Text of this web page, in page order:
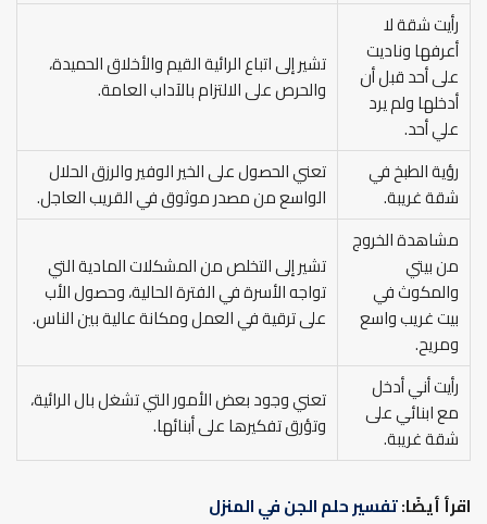
رأيت شقة لا
أعرفها وناديت
على أحد قبل أن
أدخلها ولم يرد
علي أحد.
تشير إلى اتباع الرائية القيم والأخلاق الحميدة،
والحرص على الالتزام بالآداب العامة.
رؤية الطبخ في
شقة غريبة.
تعني الحصول على الخير الوفير والرزق الحلال
الواسع من مصدر موثوق في القريب العاجل.
مشاهدة الخروج
من بيتي
والمكوث في
بيت غريب واسع
ومريح.
تشير إلى التخلص من المشكلات المادية التي
تواجه الأسرة في الفترة الحالية، وحصول الأب
على ترقية في العمل ومكانة عالية بين الناس.
رأيت أني أدخل
مع ابنائي على
شقة غريبة.
تعني وجود بعض الأمور التي تشغل بال الرائية،
وتؤرق تفكيرها على أبنائها.
اقرأ أيضًا:تفسير حلم الجن في المنزل